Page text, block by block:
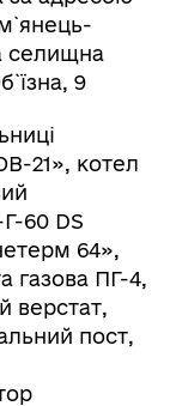
селищна
9
21», котел
60 DS
64»,
газова ПГ-4,
верстат,
пост,